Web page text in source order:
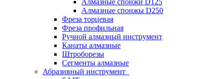
Алмазные спонжи D125
Алмазные спонжы D250
Фреза торцевая
Фреза профильная
Ручной алмазный инструмент
Канаты алмазные
Штроборезы
Сегменты алмазные
Абразивный инструмент